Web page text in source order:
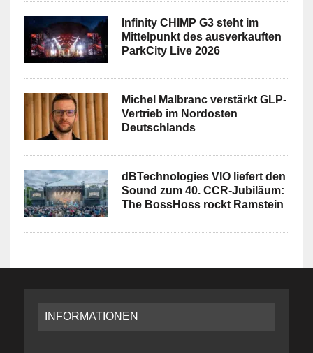
Infinity CHIMP G3 steht im
Mittelpunkt des ausverkauften
ParkCity Live 2026
Michel Malbranc verstärkt GLP-
Vertrieb im Nordosten
Deutschlands
dBTechnologies VIO liefert den
Sound zum 40. CCR-Jubiläum:
The BossHoss rockt Ramstein
INFORMATIONEN